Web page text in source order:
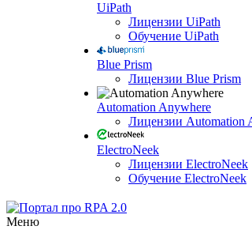
UiPath
Лицензии UiPath
Обучение UiPath
Blue Prism
Лицензии Blue Prism
Automation Anywhere
Лицензии Automation
ElectroNeek
Лицензии ElectroNeek
Обучение ElectroNeek
Меню